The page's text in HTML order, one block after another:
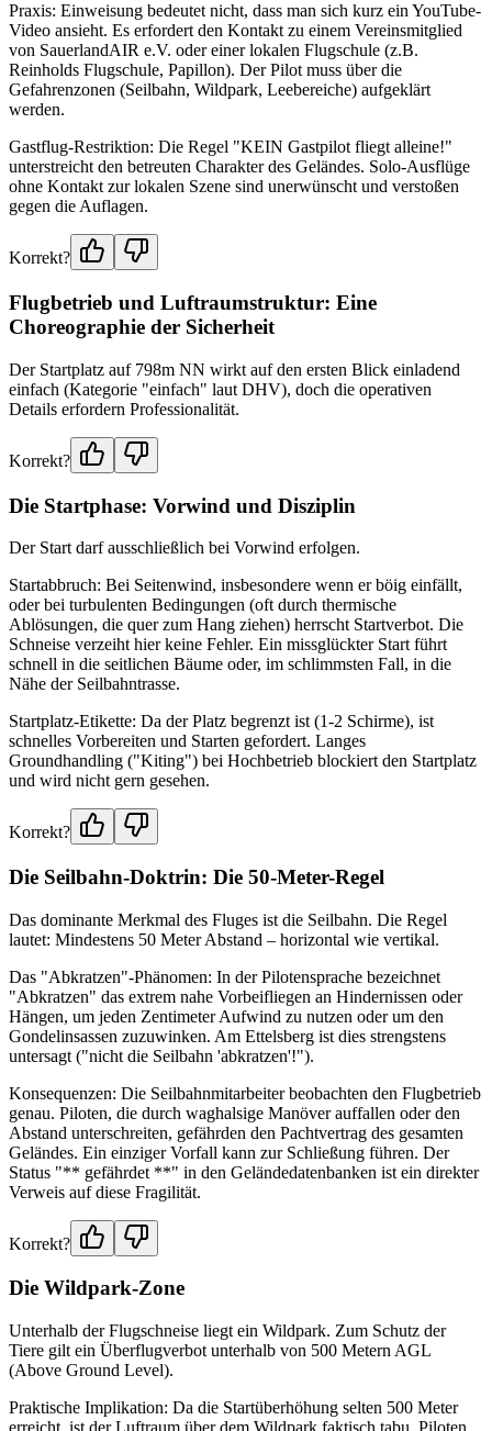
Praxis: Einweisung bedeutet nicht, dass man sich kurz ein YouTube-
Video ansieht. Es erfordert den Kontakt zu einem Vereinsmitglied
von SauerlandAIR e.V. oder einer lokalen Flugschule (z.B.
Reinholds Flugschule, Papillon). Der Pilot muss über die
Gefahrenzonen (Seilbahn, Wildpark, Leebereiche) aufgeklärt
werden.
Gastflug-Restriktion: Die Regel "KEIN Gastpilot fliegt alleine!"
unterstreicht den betreuten Charakter des Geländes. Solo-Ausflüge
ohne Kontakt zur lokalen Szene sind unerwünscht und verstoßen
gegen die Auflagen.
Korrekt?
Flugbetrieb und Luftraumstruktur: Eine
Choreographie der Sicherheit
Der Startplatz auf 798m NN wirkt auf den ersten Blick einladend
einfach (Kategorie "einfach" laut DHV), doch die operativen
Details erfordern Professionalität.
Korrekt?
Die Startphase: Vorwind und Disziplin
Der Start darf ausschließlich bei Vorwind erfolgen.
Startabbruch: Bei Seitenwind, insbesondere wenn er böig einfällt,
oder bei turbulenten Bedingungen (oft durch thermische
Ablösungen, die quer zum Hang ziehen) herrscht Startverbot. Die
Schneise verzeiht hier keine Fehler. Ein missglückter Start führt
schnell in die seitlichen Bäume oder, im schlimmsten Fall, in die
Nähe der Seilbahntrasse.
Startplatz-Etikette: Da der Platz begrenzt ist (1-2 Schirme), ist
schnelles Vorbereiten und Starten gefordert. Langes
Groundhandling ("Kiting") bei Hochbetrieb blockiert den Startplatz
und wird nicht gern gesehen.
Korrekt?
Die Seilbahn-Doktrin: Die 50-Meter-Regel
Das dominante Merkmal des Fluges ist die Seilbahn. Die Regel
lautet: Mindestens 50 Meter Abstand – horizontal wie vertikal.
Das "Abkratzen"-Phänomen: In der Pilotensprache bezeichnet
"Abkratzen" das extrem nahe Vorbeifliegen an Hindernissen oder
Hängen, um jeden Zentimeter Aufwind zu nutzen oder um den
Gondelinsassen zuzuwinken. Am Ettelsberg ist dies strengstens
untersagt ("nicht die Seilbahn 'abkratzen'!").
Konsequenzen: Die Seilbahnmitarbeiter beobachten den Flugbetrieb
genau. Piloten, die durch waghalsige Manöver auffallen oder den
Abstand unterschreiten, gefährden den Pachtvertrag des gesamten
Geländes. Ein einziger Vorfall kann zur Schließung führen. Der
Status "** gefährdet **" in den Geländedatenbanken ist ein direkter
Verweis auf diese Fragilität.
Korrekt?
Die Wildpark-Zone
Unterhalb der Flugschneise liegt ein Wildpark. Zum Schutz der
Tiere gilt ein Überflugverbot unterhalb von 500 Metern AGL
(Above Ground Level).
Praktische Implikation: Da die Startüberhöhung selten 500 Meter